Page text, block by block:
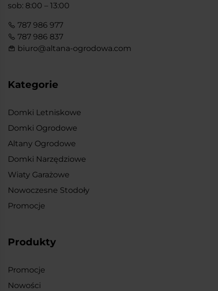
sob: 8:00 – 13:00
787 986 977
787 986 837
biuro@altana-ogrodowa.com
Kategorie
Domki Letniskowe
Domki Ogrodowe
Altany Ogrodowe
Domki Narzędziowe
Wiaty Garażowe
Nowoczesne Stodoły
Promocje
Produkty
Promocje
Nowości